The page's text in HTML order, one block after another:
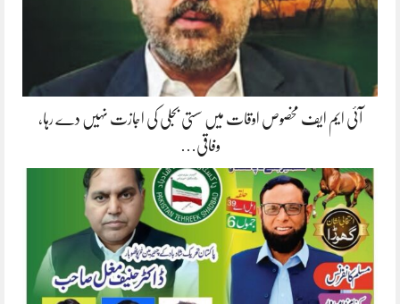
آئی ایم ایف مخصوص اوقات میں سستی بجلی کی اجازت نہیں دے رہا،
وفاقی…